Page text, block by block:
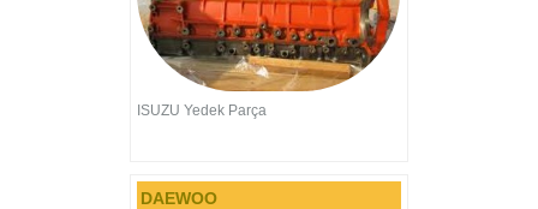
ISUZU Yedek Parça
DAEWOO